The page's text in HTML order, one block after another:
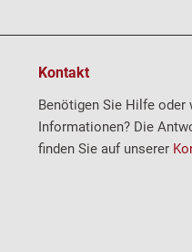
Kontakt
Benötigen Sie Hilfe oder
Informationen? Die
finden Sie auf unserer